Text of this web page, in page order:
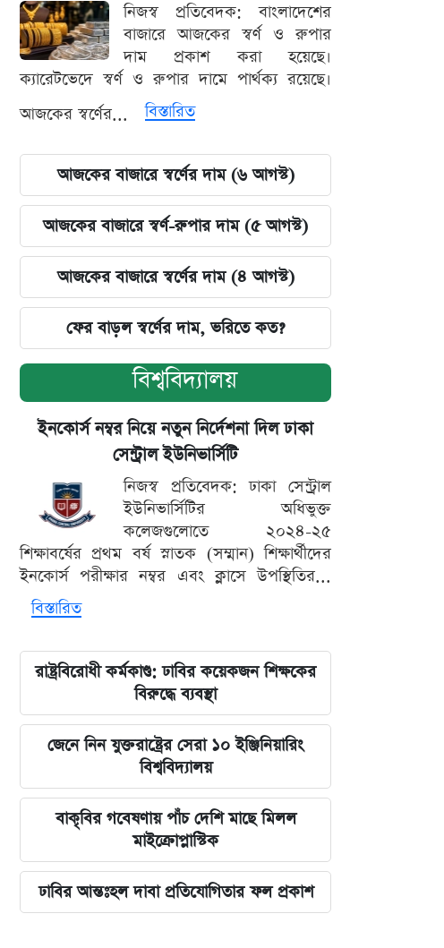
নিজস্ব প্রতিবেদক: বাংলাদেশের
বাজারে আজকের স্বর্ণ ও রুপার
দাম প্রকাশ করা হয়েছে।
ক্যারেটভেদে স্বর্ণ ও রুপার দামে পার্থক্য রয়েছে।
আজকের স্বর্ণের...
বিস্তারিত
আজকের বাজারে স্বর্ণের দাম (৬ আগস্ট)
আজকের বাজারে স্বর্ণ-রুপার দাম (৫ আগস্ট)
আজকের বাজারে স্বর্ণের দাম (৪ আগস্ট)
ফের বাড়ল স্বর্ণের দাম, ভরিতে কত?
বিশ্ববিদ্যালয়
ইনকোর্স নম্বর নিয়ে নতুন নির্দেশনা দিল ঢাকা
সেন্ট্রাল ইউনিভার্সিটি
নিজস্ব প্রতিবেদক: ঢাকা সেন্ট্রাল
ইউনিভার্সিটির অধিভুক্ত
কলেজগুলোতে ২০২৪-২৫
শিক্ষাবর্ষের প্রথম বর্ষ স্নাতক (সম্মান) শিক্ষার্থীদের
ইনকোর্স পরীক্ষার নম্বর এবং ক্লাসে উপস্থিতির...
বিস্তারিত
রাষ্ট্রবিরোধী কর্মকাণ্ড: ঢাবির কয়েকজন শিক্ষকের
বিরুদ্ধে ব্যবস্থা
জেনে নিন যুক্তরাষ্ট্রের সেরা ১০ ইঞ্জিনিয়ারিং
বিশ্ববিদ্যালয়
বাকৃবির গবেষণায় পাঁচ দেশি মাছে মিলল
মাইক্রোপ্লাস্টিক
ঢাবির আন্তঃহল দাবা প্রতিযোগিতার ফল প্রকাশ